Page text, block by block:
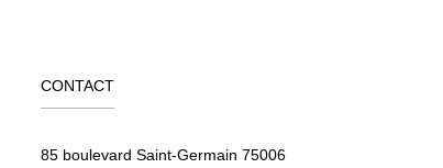
CONTACT
85 boulevard Saint-Germain 75006